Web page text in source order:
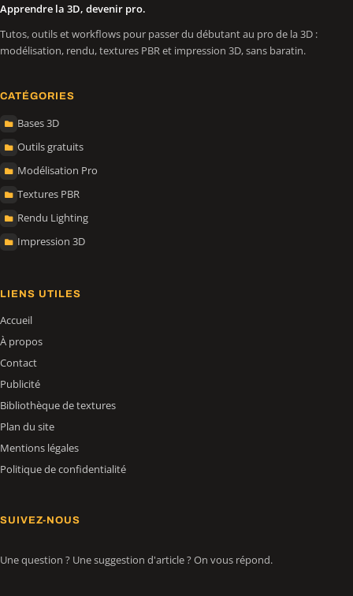
Apprendre la 3D, devenir pro.
Tutos, outils et workflows pour passer du débutant au pro de la 3D :
modélisation, rendu, textures PBR et impression 3D, sans baratin.
CATÉGORIES
Bases 3D
Outils gratuits
Modélisation Pro
Textures PBR
Rendu Lighting
Impression 3D
LIENS UTILES
Accueil
À propos
Contact
Publicité
Bibliothèque de textures
Plan du site
Mentions légales
Politique de confidentialité
SUIVEZ-NOUS
Une question ? Une suggestion d'article ? On vous répond.